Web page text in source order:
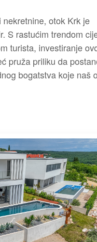
otok Krk je
S rastućim trendom
turista, investiranje
pruža priliku da
bogatstva koje naš